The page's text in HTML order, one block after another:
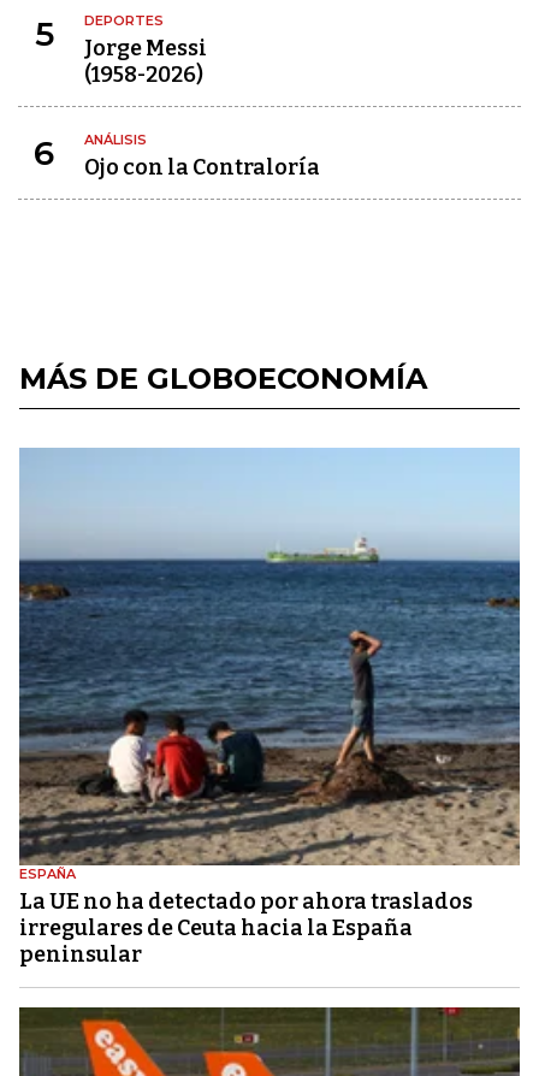
5 DEPORTES
Jorge Messi
(1958-2026)
6 ANÁLISIS
Ojo con la Contraloría
MÁS DE GLOBOECONOMÍA
ESPAÑA
La UE no ha detectado por ahora traslados
irregulares de Ceuta hacia la España
peninsular